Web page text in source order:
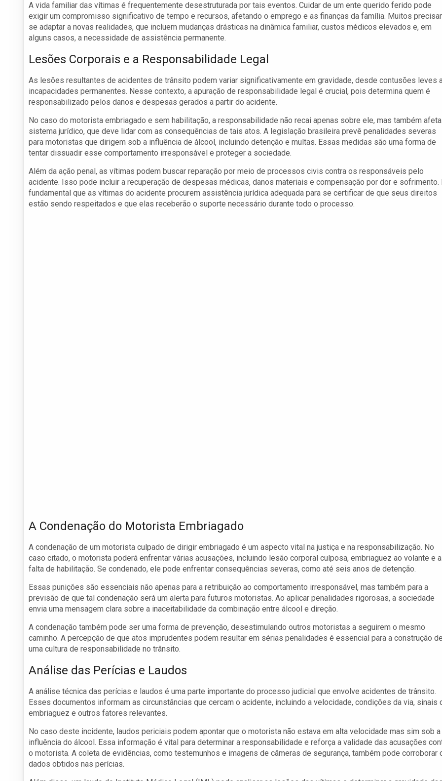
A vida familiar das vítimas é frequentemente desestruturada por tais eventos. Cuidar de um ente querido ferido pode
exigir um compromisso significativo de tempo e recursos, afetando o emprego e as finanças da família. Muitos
se adaptar a novas realidades, que incluem mudanças drásticas na dinâmica familiar, custos médicos elevados e, em
alguns casos, a necessidade de assistência permanente.
Lesões Corporais e a Responsabilidade Legal
As lesões resultantes de acidentes de trânsito podem variar significativamente em gravidade, desde contusões leves
incapacidades permanentes. Nesse contexto, a apuração de responsabilidade legal é crucial, pois determina quem é
responsabilizado pelos danos e despesas gerados a partir do acidente.
No caso do motorista embriagado e sem habilitação, a responsabilidade não recai apenas sobre ele, mas também
sistema jurídico, que deve lidar com as consequências de tais atos. A legislação brasileira prevê penalidades severas
para motoristas que dirigem sob a influência de álcool, incluindo detenção e multas. Essas medidas são uma forma de
tentar dissuadir esse comportamento irresponsável e proteger a sociedade.
Além da ação penal, as vítimas podem buscar reparação por meio de processos civis contra os responsáveis pelo
acidente. Isso pode incluir a recuperação de despesas médicas, danos materiais e compensação por dor e sofrimento.
fundamental que as vítimas do acidente procurem assistência jurídica adequada para se certificar de que seus direitos
estão sendo respeitados e que elas receberão o suporte necessário durante todo o processo.
A Condenação do Motorista Embriagado
A condenação de um motorista culpado de dirigir embriagado é um aspecto vital na justiça e na responsabilização. No
caso citado, o motorista poderá enfrentar várias acusações, incluindo lesão corporal culposa, embriaguez ao volante e a
falta de habilitação. Se condenado, ele pode enfrentar consequências severas, como até seis anos de detenção.
Essas punições são essenciais não apenas para a retribuição ao comportamento irresponsável, mas também para a
previsão de que tal condenação será um alerta para futuros motoristas. Ao aplicar penalidades rigorosas, a sociedade
envia uma mensagem clara sobre a inaceitabilidade da combinação entre álcool e direção.
A condenação também pode ser uma forma de prevenção, desestimulando outros motoristas a seguirem o mesmo
caminho. A percepção de que atos imprudentes podem resultar em sérias penalidades é essencial para a construção
uma cultura de responsabilidade no trânsito.
Análise das Perícias e Laudos
A análise técnica das perícias e laudos é uma parte importante do processo judicial que envolve acidentes de trânsito.
Esses documentos informam as circunstâncias que cercam o acidente, incluindo a velocidade, condições da via, sinais
embriaguez e outros fatores relevantes.
No caso deste incidente, laudos periciais podem apontar que o motorista não estava em alta velocidade mas sim sob a
influência do álcool. Essa informação é vital para determinar a responsabilidade e reforça a validade das acusações
o motorista. A coleta de evidências, como testemunhos e imagens de câmeras de segurança, também pode corroborar
dados obtidos nas perícias.